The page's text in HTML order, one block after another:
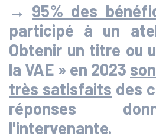
→ 95% des
participé à un
Obtenir un titre ou
la VAE » en 2023
très satisfaits des
réponses
l'intervenante.